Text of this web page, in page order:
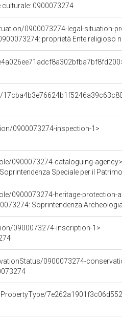
0900073274
0900073274-legal-situation-
proprietà Ente religioso
0900073274-inspection-1>
0900073274-cataloguing-agency>
Speciale per il
0900073274-heritage-protection-
Soprintendenza
0900073274-inscription-1>
0900073274-